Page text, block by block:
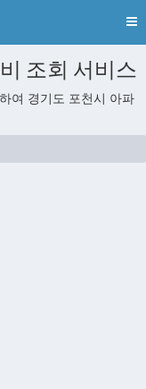
조회 서비스
여 경기도 포천시 아파